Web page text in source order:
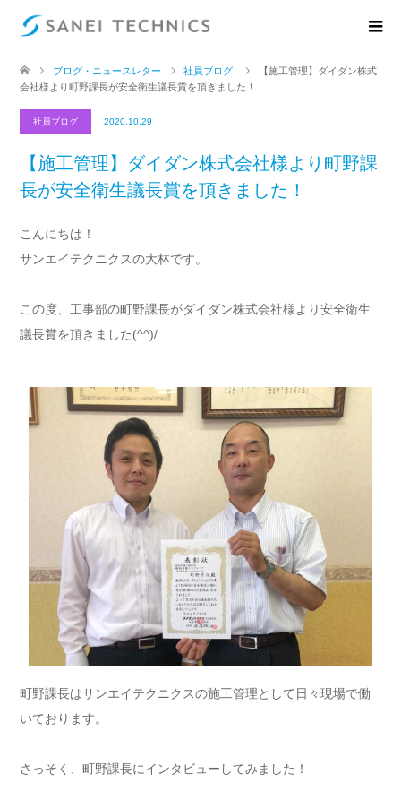
ブログ・ニュースレター 社員ブログ
【施工管理】ダイダン株式
会社様より町野課長が安全衛生議長賞を頂きました！
社員ブログ 2020.10.29
【施工管理】ダイダン株式会社様より町野課
長が安全衛生議長賞を頂きました！
こんにちは！
サンエイテクニクスの大林です。
この度、工事部の町野課長がダイダン株式会社様より安全衛生
議長賞を頂きました(^^)/
町野課長はサンエイテクニクスの施工管理として日々現場で働
いております。
さっそく、町野課長にインタビューしてみました！